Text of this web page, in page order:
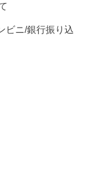
ビニ/銀行振り込